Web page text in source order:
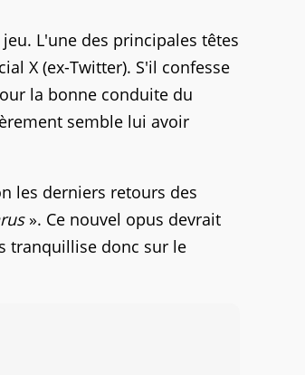
L'une des principales têtes
X (ex-Twitter). S'il confesse
la bonne conduite du
semble lui avoir
les derniers retours des
». Ce nouvel opus devrait
tranquillise donc sur le